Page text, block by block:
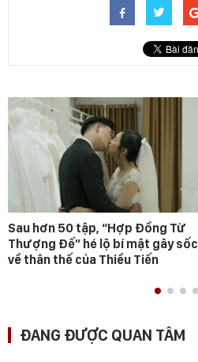
Sau hơn 50 tập, “Hợp Đồng Từ
Thượng Đế” hé lộ bí mật gây sốc
về thân thế của Thiều Tiến
ĐANG ĐƯỢC QUAN TÂM